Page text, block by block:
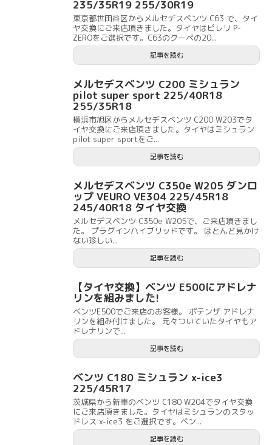
235/35R19 255/30R19
東京都世田谷区からメルセデスベンツ C63 で、タイ
ヤ交換にご来店頂きました。タイヤはピレリ P-
ZEROをご選択です。C63のクーペの20...
記事を読む
メルセデスベンツ C200 ミシュラン
pilot super sport 225/40R18
255/35R18
横浜市旭区からメルセデスベンツ C200 W203でタ
イヤ交換にご来店頂きました。タイヤはミシュラン
pilot super sportをご...
記事を読む
メルセデスベンツ C350e W205 ダンロ
ップ VEURO VE304 225/45R18
245/40R18 タイヤ交換
メルセデスベンツ C350e W205で、ご来店頂きまし
た。 プラグインハイブリッドです。 ほとんど見かけ
ない珍しい...
記事を読む
【タイヤ交換】ベンツ E500にアドレナ
リンを組みました!
ベンツE500でご来店のお客様。 ポテンザ アドレナ
リンを組み付けました。 元々ついていたタイヤもア
ドレナリンで...
記事を読む
ベンツ C180 ミシュラン x-ice3
225/45R17
茨城県から新車のベンツ C180 W204でタイヤ交換
にご来店頂きました。タイヤはミシュランのスタッ
ドレス x-ice3 をご選択です。ベン...
記事を読む